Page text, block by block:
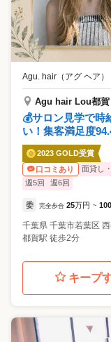
男女比6:4、子育て中も多数
ンターあり！成長を全
与あり！“無給の夜練”
モデルは会社が手配、丁寧にフォロー ⭐ 9.
続き、寮・駐車場手配など本部が対応 ⭐ 10.社
ど自由参加のイベント
Agu. hair（アグ ヘア）
Agu hair Lou都賀
💰サロン見学で時
い！集客満足度
2023 GOLD受賞
口コミあり
面貸し
週5回
週6回
委 完全歩合 25万円 ~ 100
千葉県 千葉市若葉区
都賀駅 徒歩2分
キープ